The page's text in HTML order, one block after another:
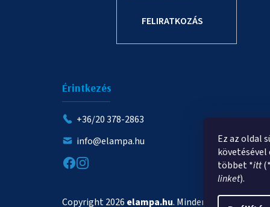
Ez az oldal
többet *itt(*
linket).
FELIRATKOZÁS
Érintkezés
+36/20 378-2863
info@elampa.hu
Copyright 2026 elampa.hu. Minden jog fenntartva.